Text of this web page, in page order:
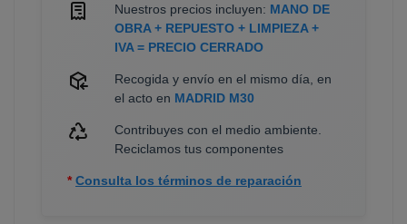
Nuestros precios incluyen: MANO DE
OBRA + REPUESTO + LIMPIEZA +
IVA = PRECIO CERRADO
Recogida y envío en el mismo día, en
el acto en MADRID M30
Contribuyes con el medio ambiente.
Reciclamos tus componentes
* Consulta los términos de reparación